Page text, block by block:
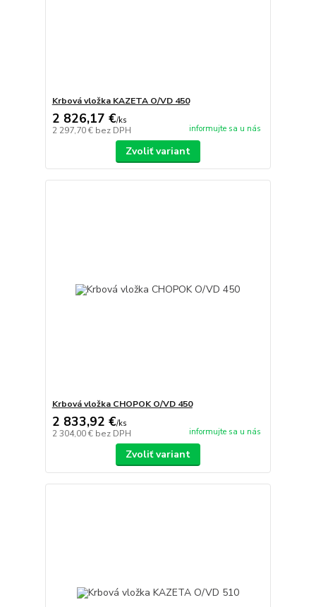
Krbová vložka KAZETA O/VD 450
2 826,17 €/ks
2 297,70 € bez DPH informujte sa u nás
Zvoliť variant
Krbová vložka CHOPOK O/VD 450
2 833,92 €/ks
2 304,00 € bez DPH informujte sa u nás
Zvoliť variant